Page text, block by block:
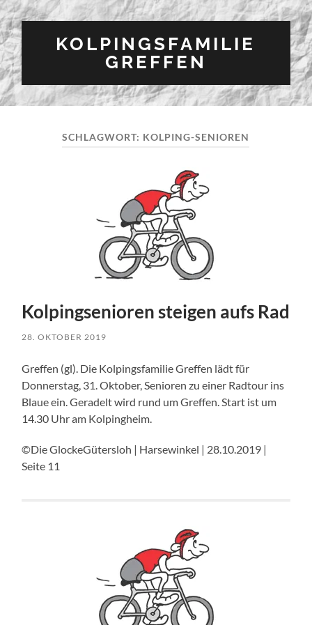
KOLPINGSFAMILIE
GREFFEN
SCHLAGWORT: KOLPING-SENIOREN
Kolpingsenioren steigen aufs Rad
28. OKTOBER 2019
Greffen (gl). Die Kolpingsfamilie Greffen lädt für
Donnerstag, 31. Oktober, Senioren zu einer Radtour ins
Blaue ein. Geradelt wird rund um Greffen. Start ist um
14.30 Uhr am Kolpingheim.
©Die GlockeGütersloh | Harsewinkel | 28.10.2019 |
Seite 11